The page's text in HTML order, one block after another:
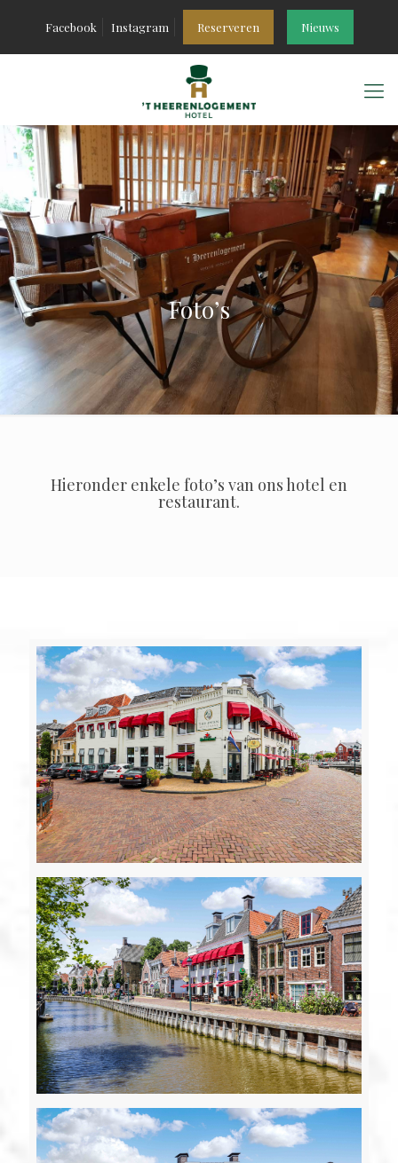
Facebook Instagram Reserveren Nieuws
Foto’s
Hieronder enkele foto’s van ons hotel en
restaurant.